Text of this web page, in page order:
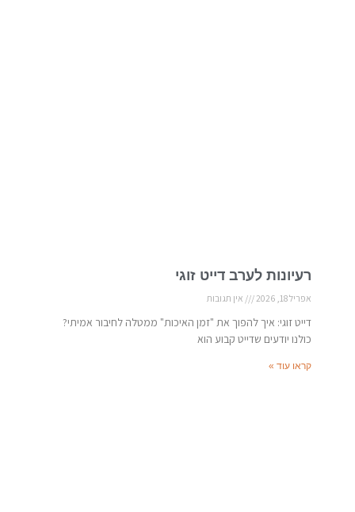
רעיונות לערב דייט זוגי
אפריל 18, 2026 אין תגובות
דייט זוגי: איך להפוך את "זמן האיכות" ממטלה לחיבור אמיתי?
כולנו יודעים שדייט קבוע הוא
קראו עוד »